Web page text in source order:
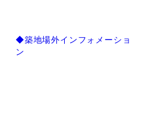
◆築地場外インフォメーショ
ン